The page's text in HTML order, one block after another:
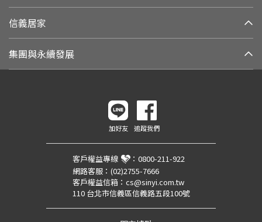
信義居家
集團與永續發展
加好友 追蹤我們
客戶權益專線 ： 0800-211-922
網路客服： (02)2755-7666
客戶權益信箱： cs@sinyi.com.tw
110 台北市信義區信義路五段100號